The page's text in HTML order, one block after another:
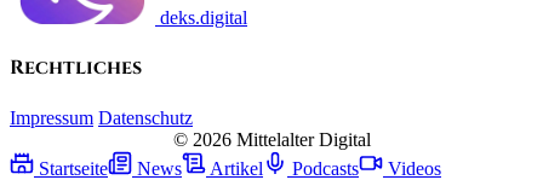
deks.digital
Rechtliches
Impressum Datenschutz
© 2026 Mittelalter Digital
Startseite
News Artikel Podcasts Videos